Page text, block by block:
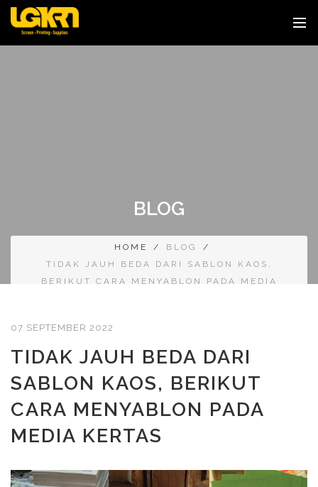
BLOG
HOME / BLOG
/
TIDAK JAUH BEDA DARI SABLON KAOS,
BERIKUT CARA MENYABLON PADA MEDIA
07 SEPTEMBER 2022
TIDAK JAUH BEDA DARI
SABLON KAOS, BERIKUT
CARA MENYABLON PADA
MEDIA KERTAS